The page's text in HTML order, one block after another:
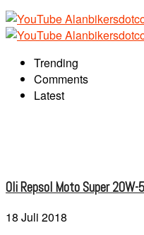
Trending
Comments
Latest
Oli Repsol Moto Super
18 Juli 2018